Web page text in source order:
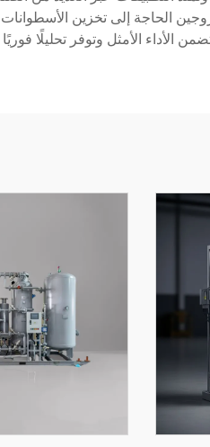
الحاجة إلى تخزين
الأمثل وتوفر تحليلًا فوريًا